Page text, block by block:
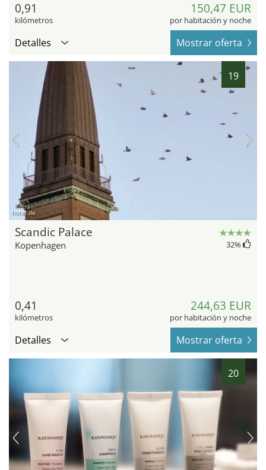
0,91
kilómetros
150,47 EUR
por habitación y noche
Detalles Mostrar oferta
19
hotel.de
Scandic Palace
Kopenhagen 32%
0,41
kilómetros
244,63 EUR
por habitación y noche
Detalles Mostrar oferta
20